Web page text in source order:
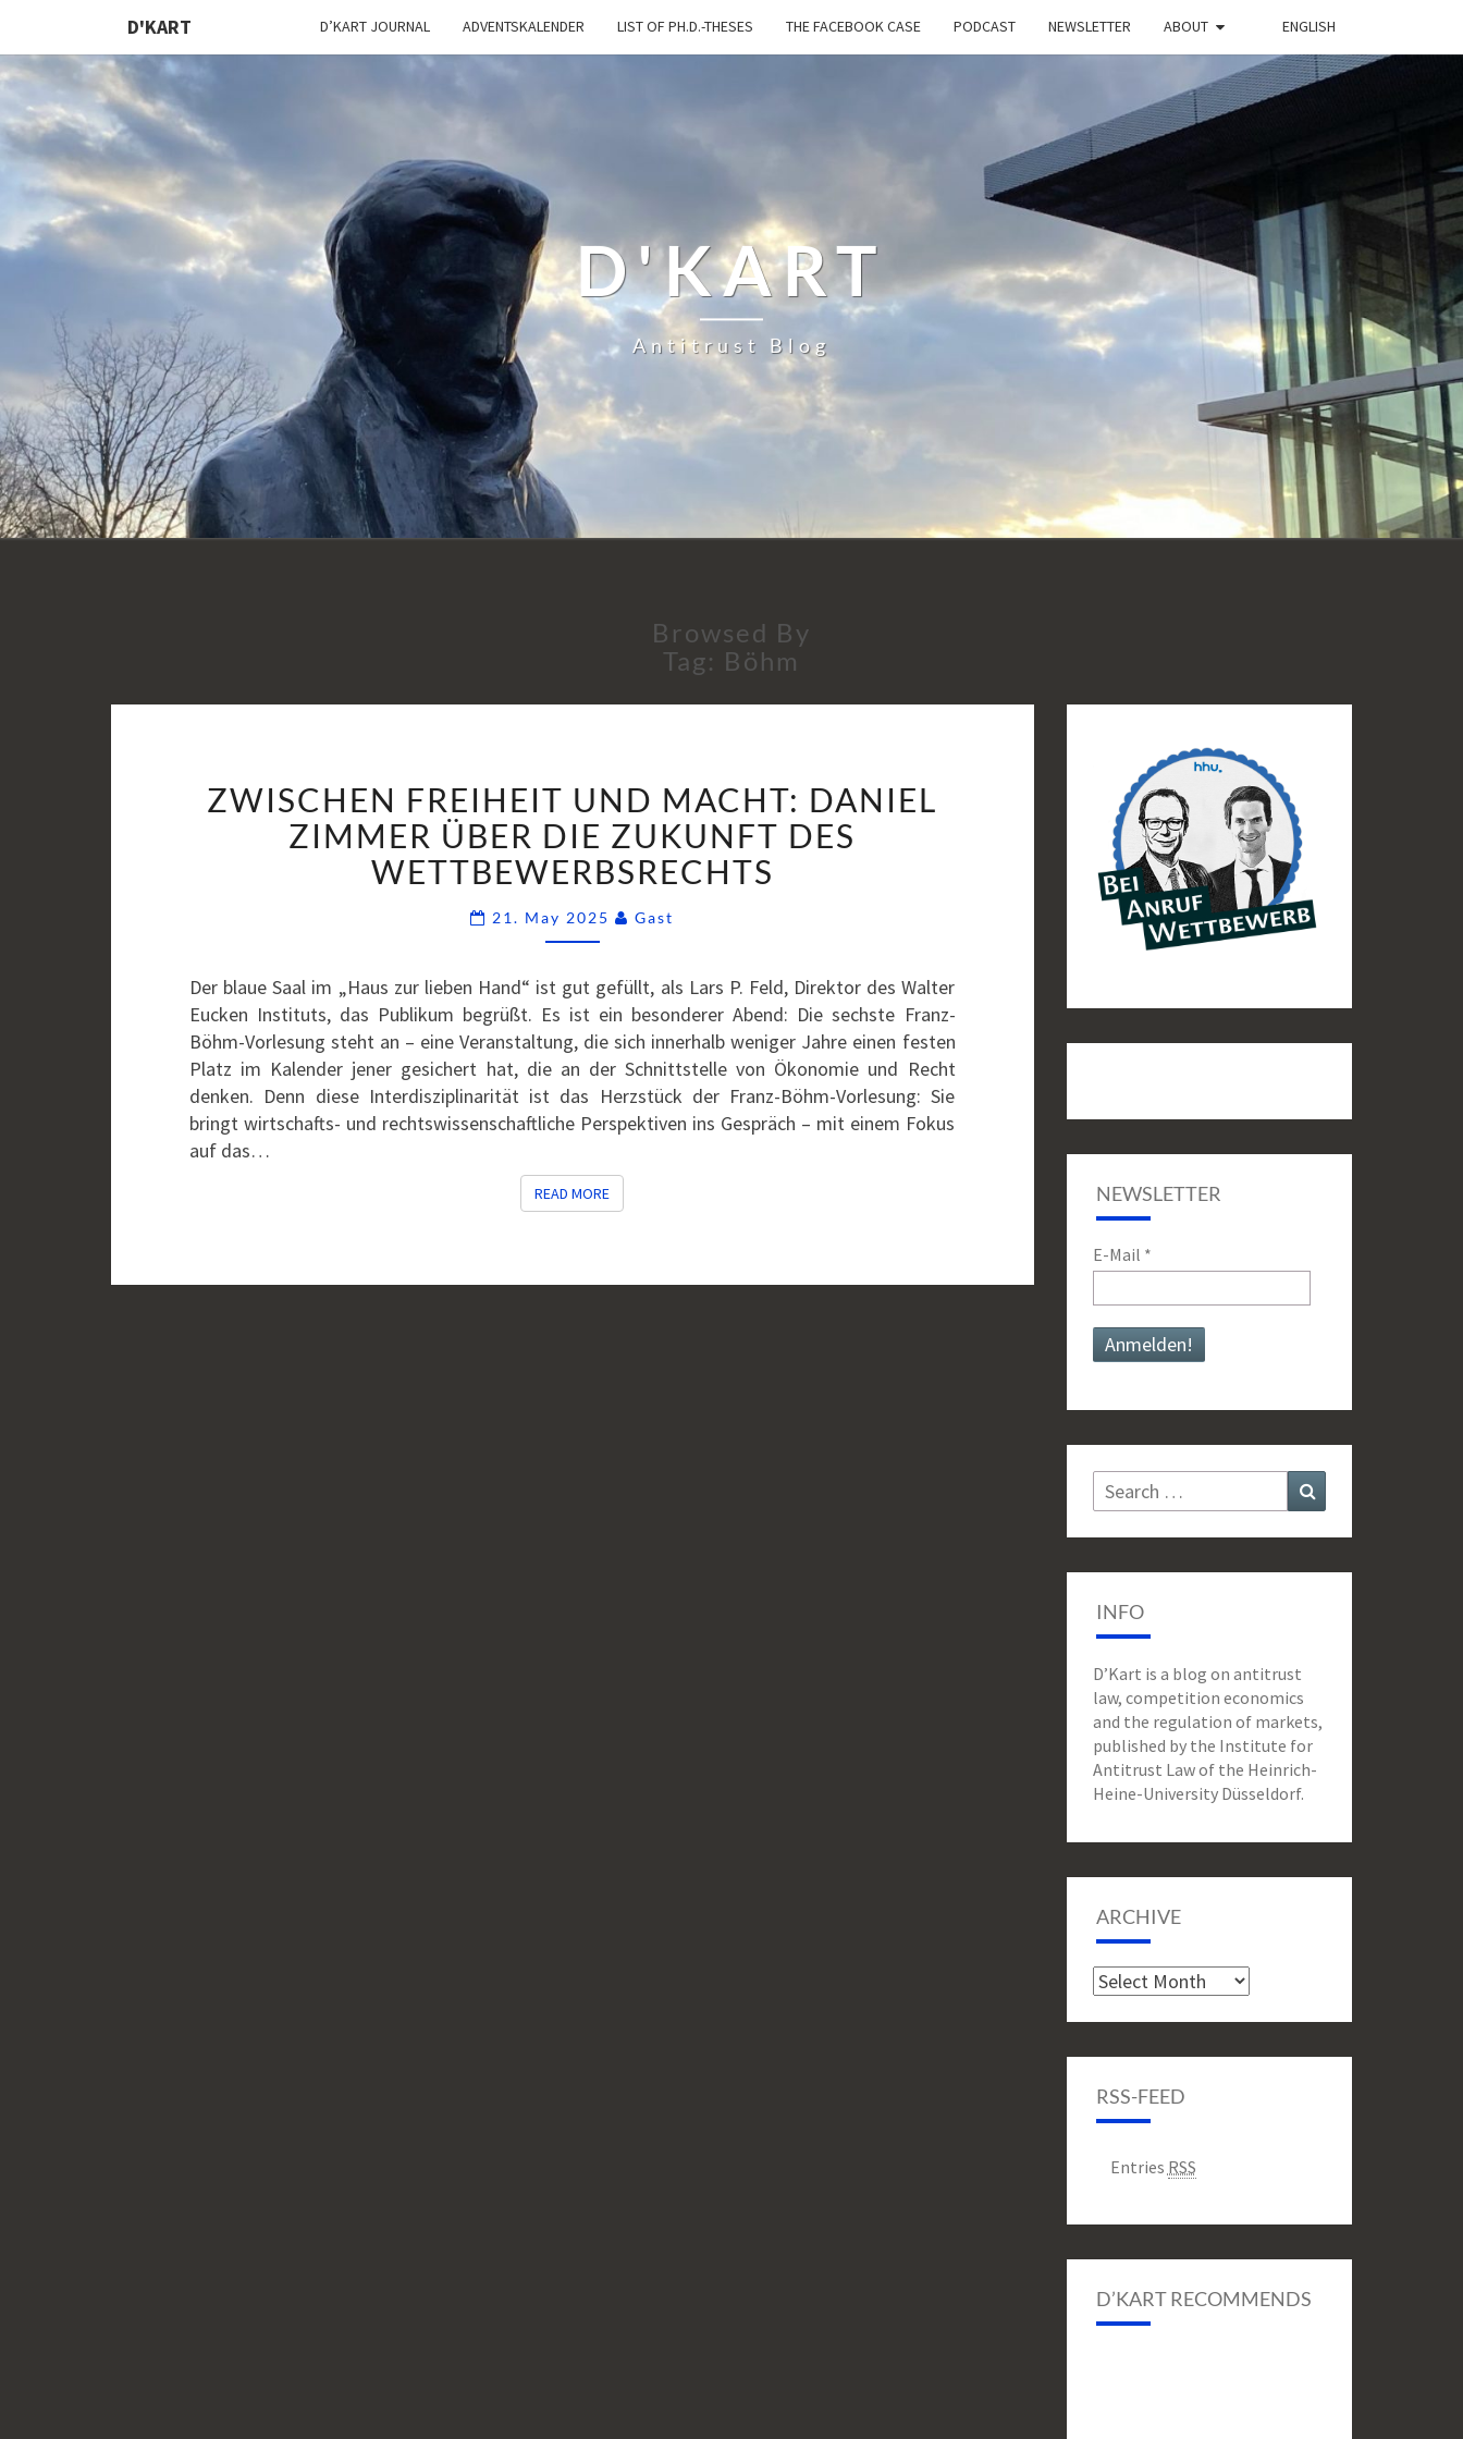
D'KART D’KART JOURNAL ADVENTSKALENDER LIST OF PH.D.-THESES THE FACEBOOK CASE PODCAST NEWSLETTER ABOUT ENGLISH
D'KART
Antitrust Blog
Browsed By
Tag: Böhm
FREIHEIT
UND
MACHT:
DANIEL
ZIMMER
ÜBER
ZUKUNFT
DES
WETTBEWERBSRECHTS
ZWISCHEN FREIHEIT UND MACHT: DANIEL
ZIMMER ÜBER DIE ZUKUNFT DES
WETTBEWERBSRECHTS
21. May 2025 Gast
Der blaue Saal im „Haus zur lieben Hand“ ist gut gefüllt, als Lars P. Feld, Direktor des Walter
Eucken Instituts, das Publikum begrüßt. Es ist ein besonderer Abend: Die sechste Franz-
Böhm-Vorlesung steht an – eine Veranstaltung, die sich innerhalb weniger Jahre einen festen
Platz im Kalender jener gesichert hat, die an der Schnittstelle von Ökonomie und Recht
denken. Denn diese Interdisziplinarität ist das Herzstück der Franz-Böhm-Vorlesung: Sie
bringt wirtschafts- und rechtswissenschaftliche Perspektiven ins Gespräch – mit einem Fokus
auf das…
READ MOREREAD MORE NEWSLETTER
E-Mail *
Search
for:
INFO
D’Kart is a blog on antitrust
law, competition economics
and the regulation of markets,
published by the Institute for
Antitrust Law of the Heinrich-
Heine-University Düsseldorf.
ARCHIVE
Archive
RSS-FEED
Entries RSS
D’KART RECOMMENDS